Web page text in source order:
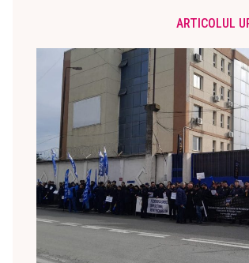
ARTICOLUL